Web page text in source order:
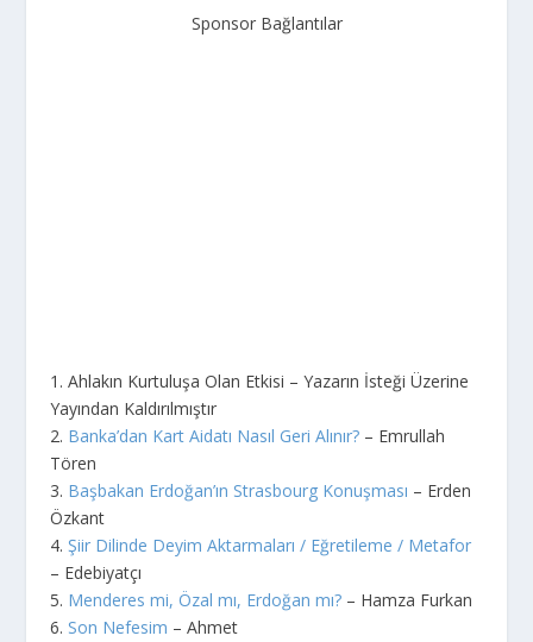
Sponsor Bağlantılar
1. Ahlakın Kurtuluşa Olan Etkisi – Yazarın İsteği Üzerine
Yayından Kaldırılmıştır
2. Banka’dan Kart Aidatı Nasıl Geri Alınır? – Emrullah
Tören
3. Başbakan Erdoğan’ın Strasbourg Konuşması – Erden
Özkant
4.Şiir Dilinde Deyim Aktarmaları / Eğretileme / Metafor
– Edebiyatçı
5. Menderes mi, Özal mı, Erdoğan mı? – Hamza Furkan
6. Son Nefesim – Ahmet